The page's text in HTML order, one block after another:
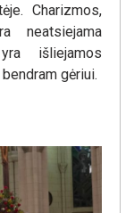
Charizmos,
neatsiejama
išliejamos
gėriui.